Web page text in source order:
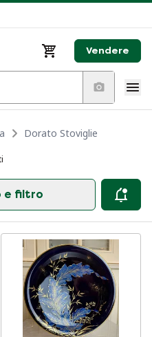
Vendere
Dorato Stoviglie
e filtro